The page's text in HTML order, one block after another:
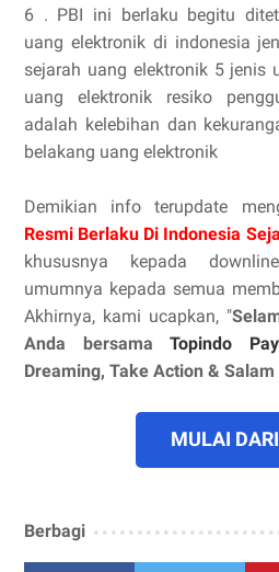
6 . PBI ini berlaku begitu
uang elektronik di indonesia
sejarah uang elektronik 5 jenis
uang elektronik resiko
adalah kelebihan dan
belakang uang elektronik
Demikian info terupdate
Resmi Berlaku Di Indonesia
khususnya kepada
umumnya kepada semua
Akhirnya, kami ucapkan, "
Anda bersama Topindo
Dreaming, Take Action &
MULAI
Berbagi